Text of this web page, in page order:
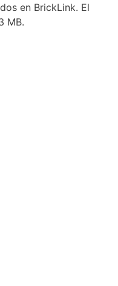
en BrickLink. El
MB.